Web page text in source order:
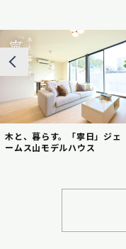
木と、暮らす。「寧日」ジェ
ームス山モデルハウス